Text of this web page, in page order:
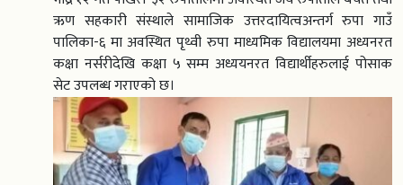
ऋण सहकारी संस्थाले सामाजिक उत्तरदायित्वअन्तर्ग रुपा गाउँ
पालिका-६ मा अवस्थित पृथ्वी रुपा माध्यमिक विद्यालयमा अध्यनरत
कक्षा नर्सरीदेखि कक्षा ५ सम्म अध्ययनरत विद्यार्थीहरुलाई पोसाक
सेट उपलब्ध गराएको छ।